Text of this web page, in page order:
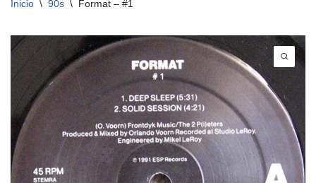
Inicio \ 90s \ Format ‎– #1